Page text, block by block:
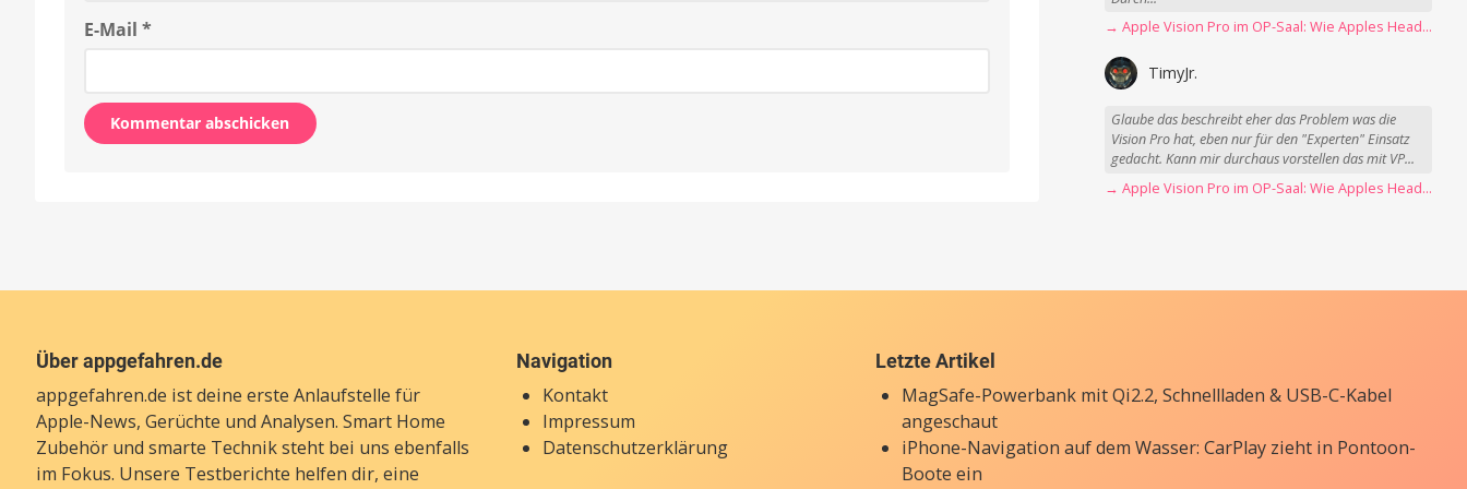
E-Mail *
→ Apple Vision Pro im OP-Saal: Wie Apples Headset Operationen beschleunigt
TimyJr.
Glaube das beschreibt eher das Problem was die
Vision Pro hat, eben nur für den "Experten" Einsatz
gedacht. Kann mir durchaus vorstellen das mit VP...
→ Apple Vision Pro im OP-Saal: Wie Apples Headset Operationen beschleunigt
Über appgefahren.de
appgefahren.de ist deine erste Anlaufstelle für
Apple-News, Gerüchte und Analysen. Smart Home
Zubehör und smarte Technik steht bei uns ebenfalls
im Fokus. Unsere Testberichte helfen dir, eine
Navigation
Kontakt
Impressum
Datenschutzerklärung
Letzte Artikel
MagSafe-Powerbank mit Qi2.2, Schnellladen & USB-C-Kabel
angeschaut
iPhone-Navigation auf dem Wasser: CarPlay zieht in Pontoon-
Boote ein